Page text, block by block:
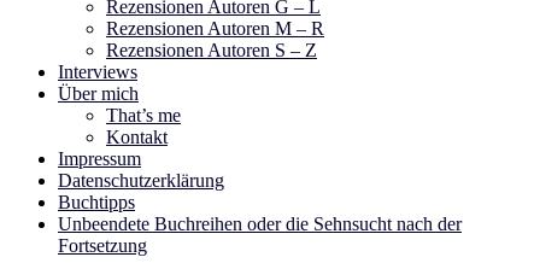
Rezensionen Autoren G – L
Rezensionen Autoren M – R
Rezensionen Autoren S – Z
Interviews
Über mich
That’s me
Kontakt
Impressum
Datenschutzerklärung
Buchtipps
Unbeendete Buchreihen oder die Sehnsucht nach der
Fortsetzung